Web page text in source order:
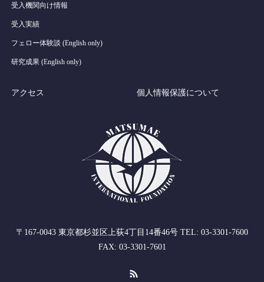
受入機関向け情報
受入実績
フェロー体験談 (English only)
研究成果 (English only)
アクセス 個人情報保護について
〒167-0043 東京都杉並区上荻4丁目14番46号 TEL: 03-3301-7600
FAX: 03-3301-7601